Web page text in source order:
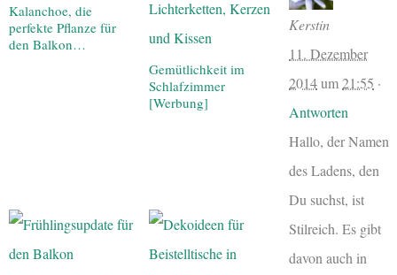
Kalanchoe, die
perfekte Pflanze für
den Balkon…
Gemütlichkeit im
Schlafzimmer
[Werbung]
Kerstin
11. Dezember
2014um21:55 ·
Antworten
Hallo, der Namen
des Ladens, den
Du suchst, ist
Stilreich. Es gibt
davon auch in